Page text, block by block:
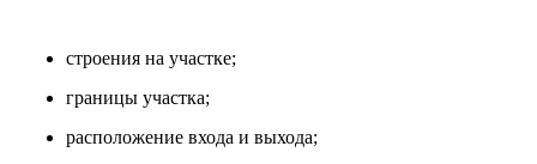
строения на участке;
границы участка;
расположение входа и выхода;